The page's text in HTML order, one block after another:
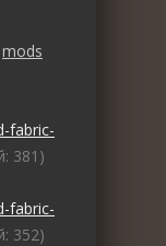
mods
fabric-
381)
fabric-
352)